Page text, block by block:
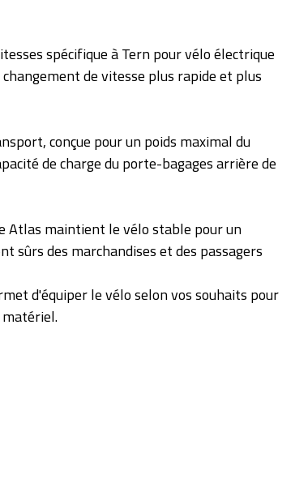
spécifique à Tern pour vélo électrique
de vitesse plus rapide et plus
conçue pour un poids maximal du
de charge du porte-bagages arrière de
Atlas maintient le vélo stable pour un
sûrs des marchandises et des passagers
d'équiper le vélo selon vos souhaits pour